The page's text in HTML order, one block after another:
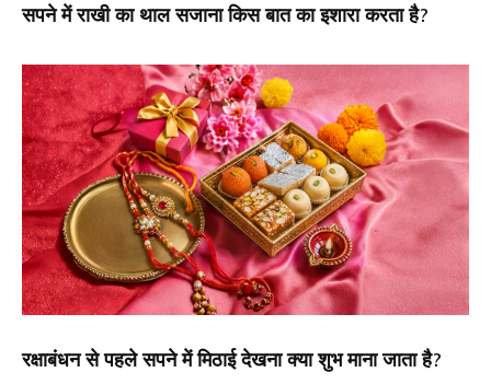
सपने में राखी का थाल सजाना किस बात का इशारा करता है?
रक्षाबंधन से पहले सपने में मिठाई देखना क्या शुभ माना जाता है?